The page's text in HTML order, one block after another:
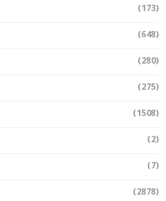
(173)
(648)
(280)
(275)
(1508)
(2)
(7)
(2878)